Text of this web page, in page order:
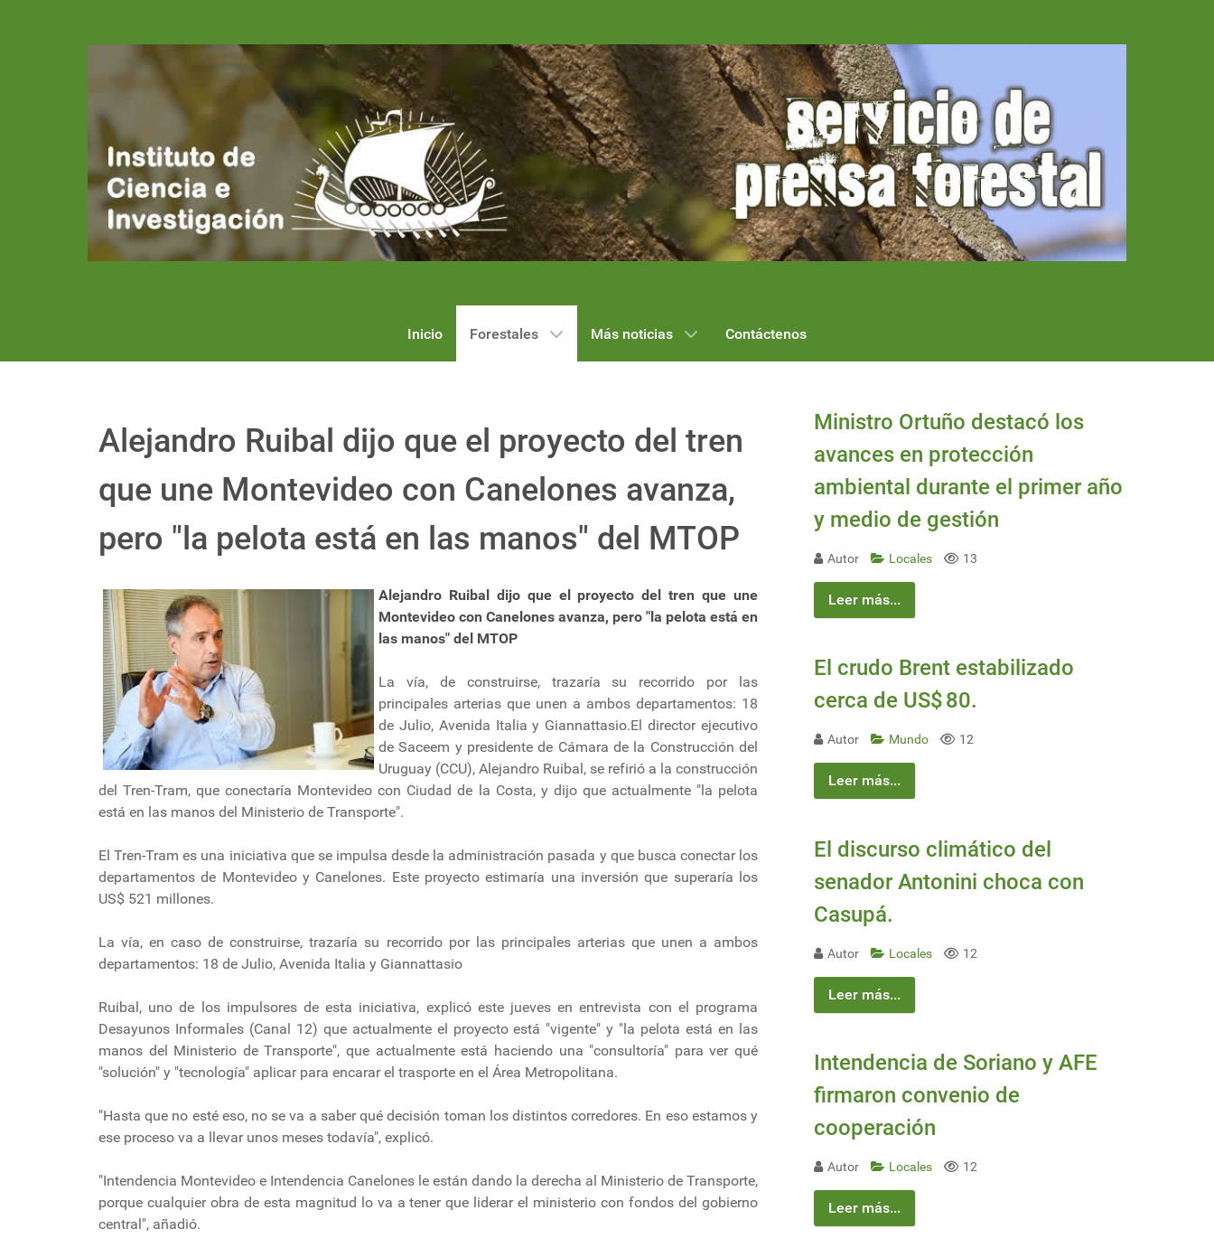
Inicio Forestales Más noticias Contáctenos
Alejandro Ruibal dijo que el proyecto del tren
que une Montevideo con Canelones avanza,
pero "la pelota está en las manos" del MTOP
Alejandro Ruibal dijo que el proyecto del tren que une
Montevideo con Canelones avanza, pero "la pelota está en
las manos" del MTOP
La vía, de construirse, trazaría su recorrido por las
principales arterias que unen a ambos departamentos: 18
de Julio, Avenida Italia y Giannattasio.El director ejecutivo
de Saceem y presidente de Cámara de la Construcción del
Uruguay (CCU), Alejandro Ruibal, se refirió a la construcción
del Tren-Tram, que conectaría Montevideo con Ciudad de la Costa, y dijo que actualmente "la pelota
está en las manos del Ministerio de Transporte".
El Tren-Tram es una iniciativa que se impulsa desde la administración pasada y que busca conectar los
departamentos de Montevideo y Canelones. Este proyecto estimaría una inversión que superaría los
US$ 521 millones.
La vía, en caso de construirse, trazaría su recorrido por las principales arterias que unen a ambos
departamentos: 18 de Julio, Avenida Italia y Giannattasio
Ruibal, uno de los impulsores de esta iniciativa, explicó este jueves en entrevista con el programa
Desayunos Informales (Canal 12) que actualmente el proyecto está "vigente" y "la pelota está en las
manos del Ministerio de Transporte", que actualmente está haciendo una "consultoría" para ver qué
"solución" y "tecnología" aplicar para encarar el trasporte en el Área Metropolitana.
"Hasta que no esté eso, no se va a saber qué decisión toman los distintos corredores. En eso estamos y
ese proceso va a llevar unos meses todavía", explicó.
"Intendencia Montevideo e Intendencia Canelones le están dando la derecha al Ministerio de Transporte,
porque cualquier obra de esta magnitud lo va a tener que liderar el ministerio con fondos del gobierno
central", añadió.
Ministro Ortuño destacó los
avances en protección
ambiental durante el primer año
y medio de gestión
Autor Locales 13
Leer más...
El crudo Brent estabilizado
cerca de US$ 80.
Autor Mundo 12
Leer más...
El discurso climático del
senador Antonini choca con
Casupá.
Autor Locales 12
Leer más...
Intendencia de Soriano y AFE
firmaron convenio de
cooperación
Autor Locales 12
Leer más...